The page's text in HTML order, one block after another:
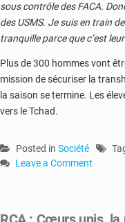
sous contrôle des FACA.
des USMS. Je suis en train
tranquille parce que c’est
Plus de 300 hommes vont
mission de sécuriser la
la saison se termine. Les
vers le Tchad.
Posted in Société
Leave a Comment